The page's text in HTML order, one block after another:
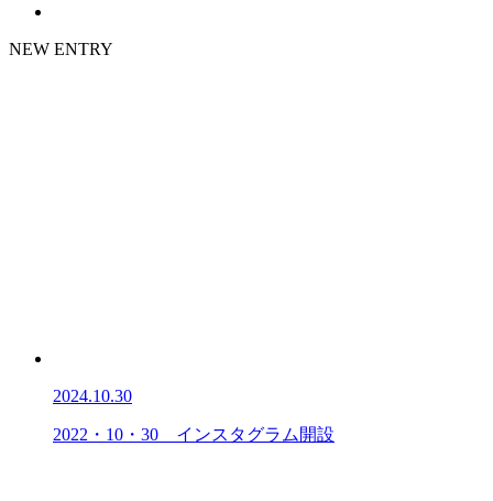
NEW ENTRY
2024.10.30
2022・10・30 インスタグラム開設